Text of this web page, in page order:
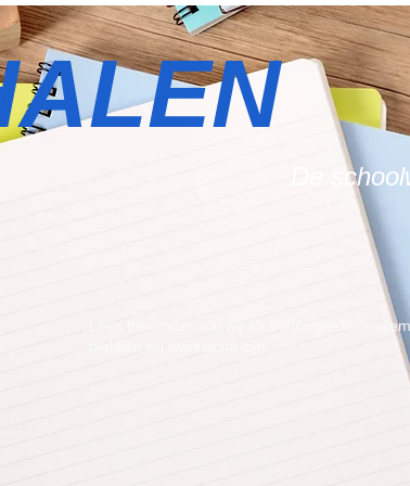
De
Lees hieronder wat wij als schoolwerkers